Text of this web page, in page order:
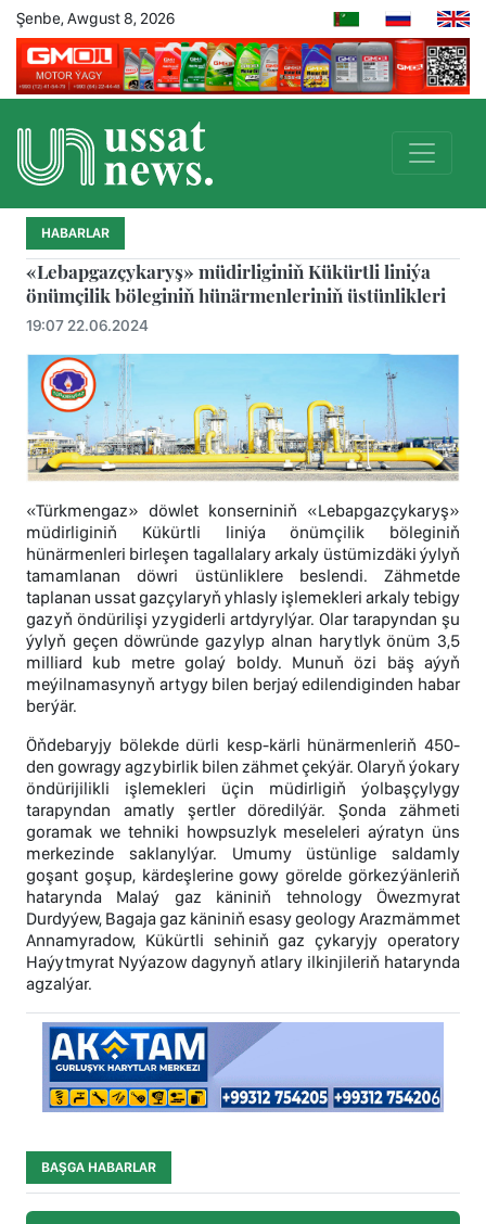
Şenbe, Awgust 8, 2026
HABARLAR
«Lebapgazçykaryş» müdirliginiň Kükürtli liniýa
önümçilik böleginiň hünärmenleriniň üstünlikleri
19:07 22.06.2024
«Türkmengaz» döwlet konserniniň «Lebapgazçykaryş»
müdirliginiň Kükürtli liniýa önümçilik böleginiň
hünärmenleri birleşen tagallalary arkaly üstümizdäki ýylyň
tamamlanan döwri üstünliklere beslendi. Zähmetde
taplanan ussat gazçylaryň yhlasly işlemekleri arkaly tebigy
gazyň öndürilişi yzygiderli artdyrylýar. Olar tarapyndan şu
ýylyň geçen döwründe gazylyp alnan harytlyk önüm 3,5
milliard kub metre golaý boldy. Munuň özi bäş aýyň
meýilnamasynyň artygy bilen berjaý edilendiginden habar
berýär.
Öňdebaryjy bölekde dürli kesp-kärli hünärmenleriň 450-
den gowragy agzybirlik bilen zähmet çekýär. Olaryň ýokary
öndürijilikli işlemekleri üçin müdirligiň ýolbaşçylygy
tarapyndan amatly şertler döredilýär. Şonda zähmeti
goramak we tehniki howpsuzlyk meseleleri aýratyn üns
merkezinde saklanylýar. Umumy üstünlige saldamly
goşant goşup, kärdeşlerine gowy görelde görkezýänleriň
hatarynda Malaý gaz käniniň tehnology Öwezmyrat
Durdyýew, Bagaja gaz käniniň esasy geology Arazmämmet
Annamyradow, Kükürtli sehiniň gaz çykaryjy operatory
Haýytmyrat Nyýazow dagynyň atlary ilkinjileriň hatarynda
agzalýar.
BAŞGA HABARLAR